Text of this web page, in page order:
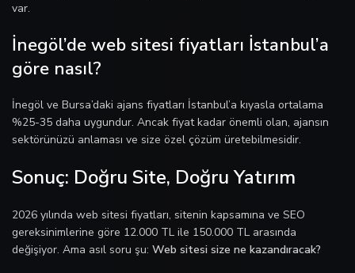
var.
İnegöl’de web sitesi fiyatları İstanbul’a
göre nasıl?
İnegöl ve Bursa’daki ajans fiyatları İstanbul’a kıyasla ortalama
%25-35 daha uygundur. Ancak fiyat kadar önemli olan, ajansın
sektörünüzü anlaması ve size özel çözüm üretebilmesidir.
Sonuç: Doğru Site, Doğru Yatırım
2026 yılında web sitesi fiyatları, sitenin kapsamına ve SEO
gereksinimlerine göre 12.000 TL ile 150.000 TL arasında
değişiyor. Ama asıl soru şu: Web sitesi size ne kazandıracak?